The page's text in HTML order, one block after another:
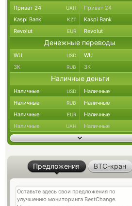
Приват 24 UAH Приват 24
Kaspi Bank KZT Kaspi Bank
Revolut EUR Revolut
Денежные переводы
WU USD WU
ЗК RUB ЗК
Наличные деньги
Наличные USD Наличные
Наличные RUB Наличные
Наличные EUR Наличные
Наличные UAH Наличные
Предложения BTC-кран